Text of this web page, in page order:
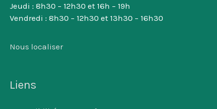
Jeudi : 8h30 – 12h30 et 16h – 19h
Vendredi : 8h30 – 12h30 et 13h30 – 16h30
Nous localiser
Liens